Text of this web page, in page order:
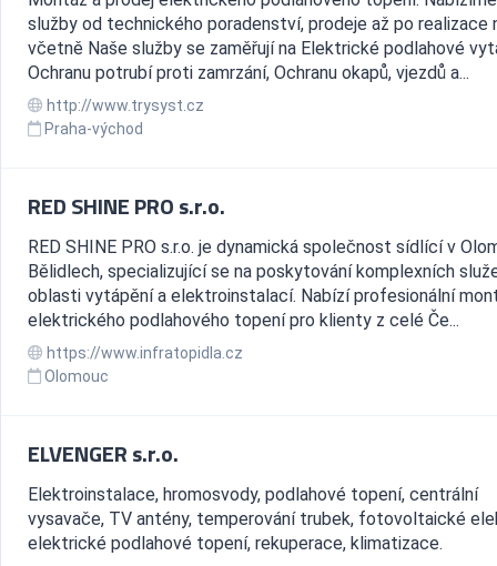
služby od technického poradenství, prodeje až po realizace
včetně Naše služby se zaměřují na Elektrické podlahové
Ochranu potrubí proti zamrzání, Ochranu okapů, vjezdů a...
http://www.trysyst.cz
Praha-východ
RED SHINE PRO s.r.o.
RED SHINE PRO s.r.o. je dynamická společnost sídlící v
Bělidlech, specializující se na poskytování komplexních
oblasti vytápění a elektroinstalací. Nabízí profesionální
elektrického podlahového topení pro klienty z celé Če...
https://www.infratopidla.cz
Olomouc
ELVENGER s.r.o.
Elektroinstalace, hromosvody, podlahové topení, centrální
vysavače, TV antény, temperování trubek, fotovoltaické
elektrické podlahové topení, rekuperace, klimatizace.